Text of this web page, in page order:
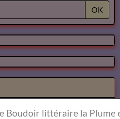
OK
Le Magazine Le